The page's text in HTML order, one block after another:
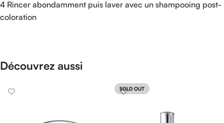
4 Rincer abondamment puis laver avec un shampooing post-
coloration
Découvrez aussi
SOLD OUT